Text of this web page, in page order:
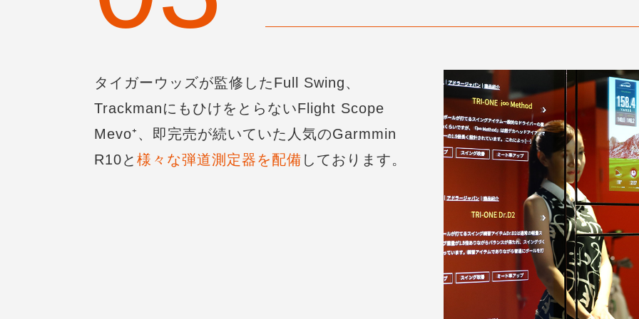
タイガーウッズが監修したFull Swing、
TrackmanにもひけをとらないFlight Scope
Mevo⁺、即完売が続いていた人気のGarmmin
R10と 様々な弾道測定器を配備 しております。